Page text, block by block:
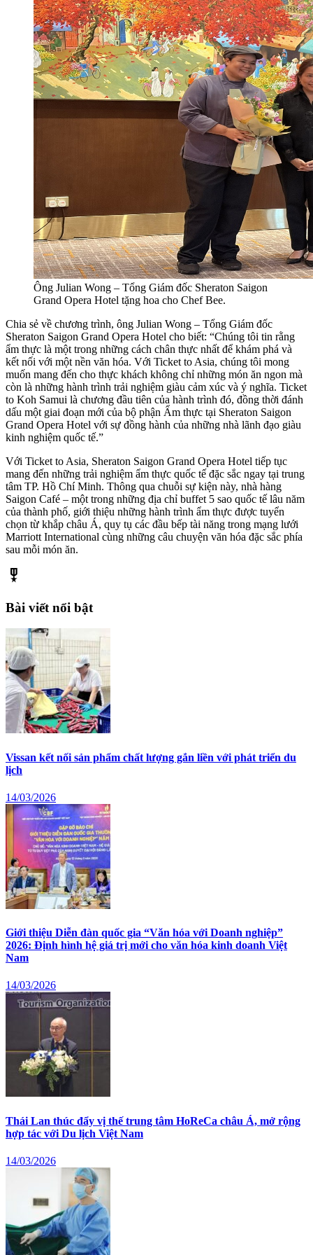
Ông Julian Wong – Tổng Giám đốc Sheraton Saigon
Grand Opera Hotel tặng hoa cho Chef Bee.
Chia sẻ về chương trình, ông Julian Wong – Tổng Giám đốc
Sheraton Saigon Grand Opera Hotel cho biết: “Chúng tôi tin rằng
ẩm thực là một trong những cách chân thực nhất để khám phá và
kết nối với một nền văn hóa. Với Ticket to Asia, chúng tôi mong
muốn mang đến cho thực khách không chỉ những món ăn ngon mà
còn là những hành trình trải nghiệm giàu cảm xúc và ý nghĩa. Ticket
to Koh Samui là chương đầu tiên của hành trình đó, đồng thời đánh
dấu một giai đoạn mới của bộ phận Ẩm thực tại Sheraton Saigon
Grand Opera Hotel với sự đồng hành của những nhà lãnh đạo giàu
kinh nghiệm quốc tế.”
Với Ticket to Asia, Sheraton Saigon Grand Opera Hotel tiếp tục
mang đến những trải nghiệm ẩm thực quốc tế đặc sắc ngay tại trung
tâm TP. Hồ Chí Minh. Thông qua chuỗi sự kiện này, nhà hàng
Saigon Café – một trong những địa chỉ buffet 5 sao quốc tế lâu năm
của thành phố, giới thiệu những hành trình ẩm thực được tuyển
chọn từ khắp châu Á, quy tụ các đầu bếp tài năng trong mạng lưới
Marriott International cùng những câu chuyện văn hóa đặc sắc phía
sau mỗi món ăn.
military_tech
Bài viết nổi bật
Vissan kết nối sản phẩm chất lượng gắn liền với phát triển du
lịch
14/03/2026
Giới thiệu Diễn đàn quốc gia “Văn hóa với Doanh nghiệp”
2026: Định hình hệ giá trị mới cho văn hóa kinh doanh Việt
Nam
14/03/2026
Thái Lan thúc đẩy vị thế trung tâm HoReCa châu Á, mở rộng
hợp tác với Du lịch Việt Nam
14/03/2026